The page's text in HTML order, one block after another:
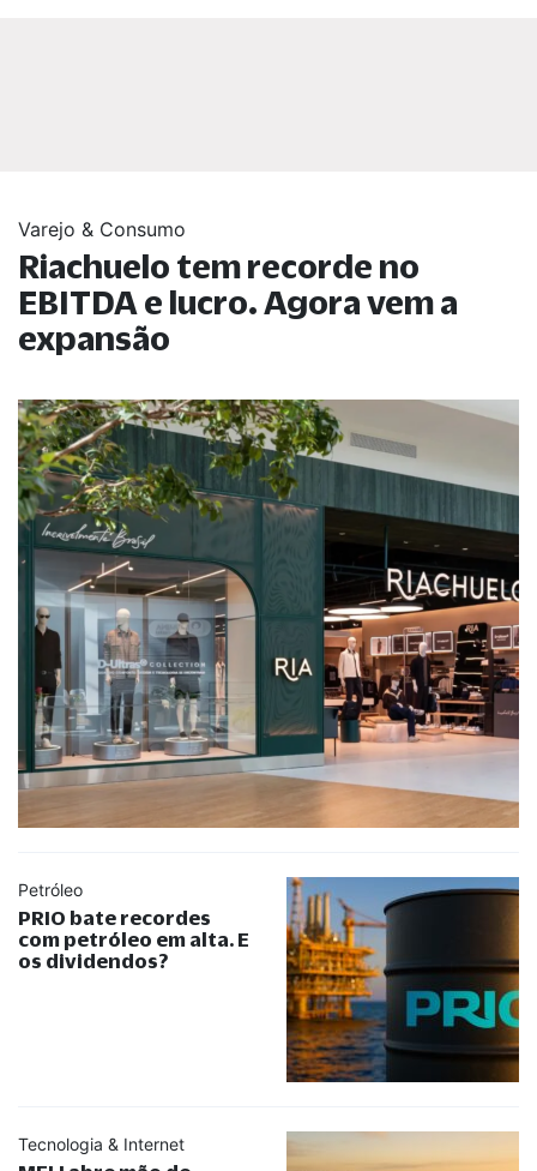
Varejo & Consumo
Riachuelo tem recorde no
EBITDA e lucro. Agora vem a
expansão
Petróleo
PRIO bate recordes
com petróleo em alta. E
os dividendos?
Tecnologia & Internet